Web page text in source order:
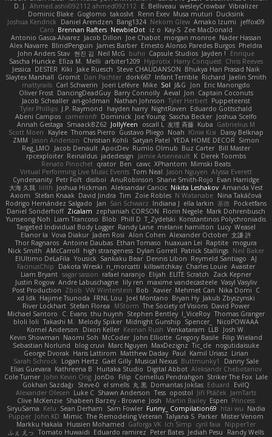
D. J. Ahmed.ashii092112 ahmed092112 E. Belliveau wesleyCrowbar Vibralizer
Dominic Blake Goglomo takoslvt Renn Exev Musa muturi Ducksink
Joshua Kendrick
Daniel Arendzen Bang1324 Nekom Glew Amako Izumi
jeffox09
Caro Brennan Rafters NewbieDot iz o Kay-S Zee MacDonald
Antonio Gasca-Alvarez Jacob Dillon Joe Chabot morgan monroe Nader Hassan
Alex Navarre BlindPenguin James Barber Ernesto Alonso Paredes Burgos Pheldra
John Anders Stav 현진 김 Neil McG buhii Capsule Studios Jayden !
Enrique
Sascha Huncke Elīza M. Melli arbiter1209 Hyprotix Harry Conquest Chris Reeves
Jessica DESTER Kiki Jake Ruesch Steve CHAUDANSON Bhukya Hari Prasad Naik
Slaytex Marshall Gromit Dan Pachter dork667 Infant Terrible Richard Jaelin Smith
mattyrails Carl Schwerin Joeri Lefévre Mike Sol J&G Jon Eric Manongdo
Oliver Frost DancingDeadGuy Barry Connolly Aeval Jon Captain Coconuts
Jacob Schealler ari-goldman Nathan Johnson Tyler Herbert Puppeteerist
Tyler Phillips J.P. Raymond hayden harry NightRaven Eduardo Gottschald
Abeni Campos cameronfr Dominick Joe Young Sascha Becker Joshua Scelfo
Annah Gestaga SmaackBZ62 JollyYeen oscall L 友理 斉藤 Kuba Gabrielius M
Scott Moen
Kaylee Thomas Pierro Gustavo Pliego Noah Юлія Кізі
Daisy Belknap
ZMM Jason Anderson Christian Kohli Satyan Patel YEDA HOME DECOR Simon
Reg_LMO
Jacob Denault ApocDev Rumlo Olmub Buz Carter Bill Master
rpcexploiter Reinaldus jadedesign Jamie Arseneault K Derek Toombs
Renato Pinochet qrator Ben cawc XPhantom Mimski Beats
Virtual Performing Live Music Events Tom Neal Jason Nguyen Alyssa Everett
Cyndersanity Petr Fořt disiboi AnuRobinson Shane Smith-Rojo Evan Harridge
大海 久我 lilith Joshua Hickman Aleksandar Caricic Nikita Leshakov Amanda Vest
Axiom
Stefan Knaak David Jindra Tim Zoie Robles N Watanabe Nina Takáčová
Rodrigo Hernández Salgado
Jan Sari Schwarz Indiana J ella larkin 基德 Pocketfans
Daniel Sonderhoff Zicalam zephaniah CORSON Florin Negele Mark Dohrenbusch
Yunseong Noh Liam Trancoso Blob Phill D T_Zydelski Konstantinos Polychroniadis
Targeted Individual Body Logger Randy Lane melanie hamilton Lucy Weasel
Elanor la Vova Diakur Jaden Rosi Alon Cohen Alexander October 文謙 許
Thor Ragnaros Antoine Daubas Ethan Tomaso huaxuan Lei Raptite mogura
Nick Smith AMcCarroll high strangeness Dylan Gorrell Patrick Stallings Neil Baker
ElUltimo DeLaFila Yousick Sankaku Bear Dennis Libon Reymeld Santiago AJ
FacinusChip
Dakota Wreski n_morcatti killswitchkay Charles Louie Avaister
Liam Bryant sagar sasson rafael naranjo Elijah ELITE Scratch
Zack Kepner
Justin Rogow Andre Labuschagne lily ren maxime vandecasteele Vasyl Vasyliv
Post Production Zbob VW Winterstein Bob Xavier Mehmet Can Nika Domi C
xd Idk Hajime Tsunoda FRNL Lou Joel Montano Bryan Hy Jakub Zbyszynski
River Lockhart Stefan Florea MStorm The Society of Visions David Power
Michael Santoro
C. Evans thu huynh Stephen Bentley I_ViceRoy Thomas Granger
bloli loli Takashi M. Melody Spiker Midnight Gunship Spencer_
NicoPOWAAA
Kornel Anderson
Dixon Keller Keenan Rush Venkataram LLB
Josh W.
Kevin Showman Naomi Soh McCoder John Elliotte Gregory Basile Filip Wieland
Sebastian Norlund
blog cruvi Marc Nguyen MaxDezignz Tic_cle nogutidaisuke
George Dvorak Haris Lattirom Matthew Daday Paul Kamil Uriasz Lirian
Sarah Schrock
Logan Hertz Gaël Gilly Musical Nexus Buttmunky1
Danny Sale
Elias Guevara Kathreena B Huitaka Studio Digital Abbot Aleksandr Chebotariov
Cole Turner John Kevin Ong JonDo Filip Cornellus Pendrahgon Striker The Fox Lale
Gökhan Sazdağı
Steve-0 el smells 丸 黒 Domantas Jokšas Eduard
EvilQ
Alexander Olesen Luke C Shawn Anderson Tess opostol Jiří Ptáček JamTarts
Clive McKenzie Shabeen Barzey - Browne Josh Martin Bailey Espen Princess
SiryuSama Kelu Sean Derham Sam Fowler Funny_ Compilation69 htai wu Nadia
Pupper John KD Mimic The Remodeling Veteran Talyana S Parker Mister Venom
Markku Hakala
Hussien Mohamed Gaforga VK Ich Simp cyril faia
Nipper1er
ふぇ えっ Tomato Huwaidi Eduardo ramirez Peter Bates Jediah Pesu
Randy Wells